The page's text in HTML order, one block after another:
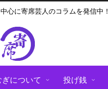
心に寄席芸人のコラムを発信中！
について 投げ銭